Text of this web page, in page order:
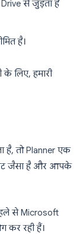
से जुड़ता है
है।
लिए, हमारी
है, तो Planner एक
जैसा है और आपके
से Microsoft
कर रही हैं।